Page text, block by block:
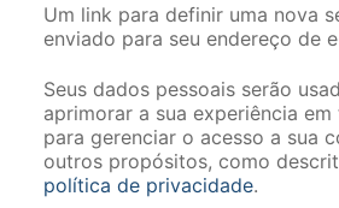
Um link para definir uma nova
enviado para seu endereço de
Seus dados pessoais serão
aprimorar a sua experiência
para gerenciar o acesso a sua
outros propósitos, como
política de privacidade.